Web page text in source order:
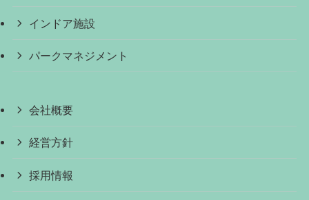
インドア施設
パークマネジメント
会社概要
経営方針
採用情報